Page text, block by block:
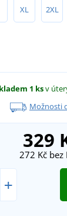
XL 2XL
1 ksv
Možnosti
329
272 Kč bez
+